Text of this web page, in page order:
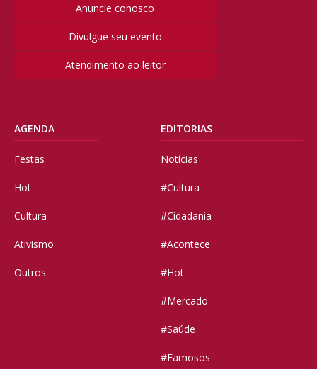
Anuncie conosco
Divulgue seu evento
Atendimento ao leitor
AGENDA
Festas
Hot
Cultura
Ativismo
Outros
EDITORIAS
Notícias
#Cultura
#Cidadania
#Acontece
#Hot
#Mercado
#Saúde
#Famosos